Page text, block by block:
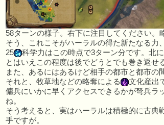
58ターンの様子。右下に注目してください。
そう、これこそがハーラルの得た新たなる力
25
科学力はこの時点で3ターン分です。北
とはいえこの程度は後でどうとでも巻き返
また、あるにはあるけど相手の都市と都市
それと、牧草地などの略奪による
文化産出
傭兵にいかに早くアクセスできるかが弩兵ラ
ね。
そう考えると、実はハーラルは積極的に古
手ですが。